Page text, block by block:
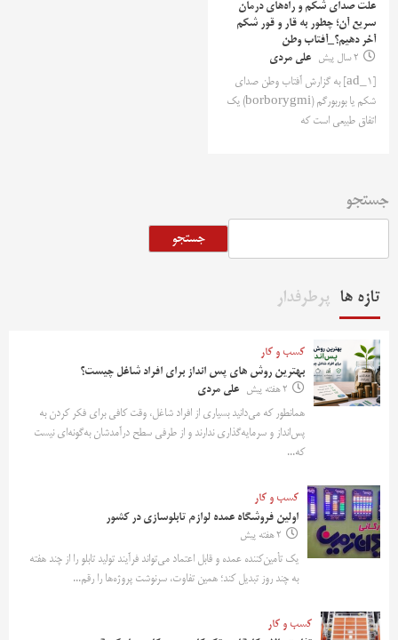
علت صدای شکم و راه‌های درمان
سریع آن؛ چطور به قار و قور شکم
آخر دهیم؟_آفتاب وطن
2 سال پیش
علی مردی
[ad_1] به گزارش آفتاب وطن صدای
شکم یا بوربورگم (borborygmi) یک
اتفاق طبیعی است که
جستجو
جستجو
تازه ها پرطرفدار
کسب و کار
بهترین روش‌ های پس‌ انداز برای افراد شاغل چیست؟
2 هفته پیش
علی مردی
همانطور که می‌دانید بسیاری از افراد شاغل، وقت کافی برای فکر کردن به
پس‌انداز و سرمایه‌گذاری ندارند و از طرفی سطح درآمدشان به‌گونه‌ای نیست
که...
کسب و کار
اولین فروشگاه عمده لوازم تابلوسازی در کشور
2 هفته پیش
یک تأمین‌کننده عمده و قابل اعتماد می‌تواند فرآیند تولید تابلو را از چند هفته
به چند روز تبدیل کند؛ همین تفاوت، سرنوشت پروژه‌ها را رقم...
کسب و کار